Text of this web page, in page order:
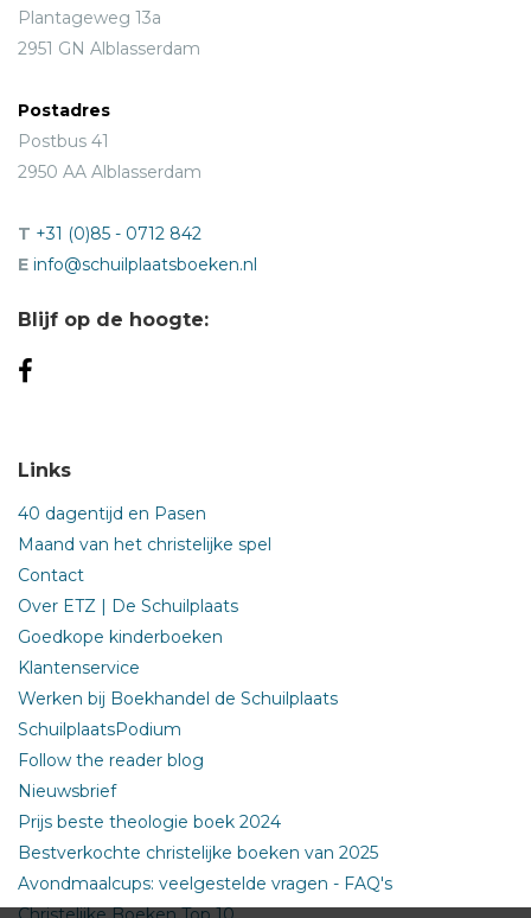
Plantageweg 13a
2951 GN Alblasserdam
Postadres
Postbus 41
2950 AA Alblasserdam
T +31 (0)85 - 0712 842
E info@schuilplaatsboeken.nl
Blijf op de hoogte:
Links
40 dagentijd en Pasen
Maand van het christelijke spel
Contact
Over ETZ | De Schuilplaats
Goedkope kinderboeken
Klantenservice
Werken bij Boekhandel de Schuilplaats
SchuilplaatsPodium
Follow the reader blog
Nieuwsbrief
Prijs beste theologie boek 2024
Bestverkochte christelijke boeken van 2025
Avondmaalcups: veelgestelde vragen - FAQ's